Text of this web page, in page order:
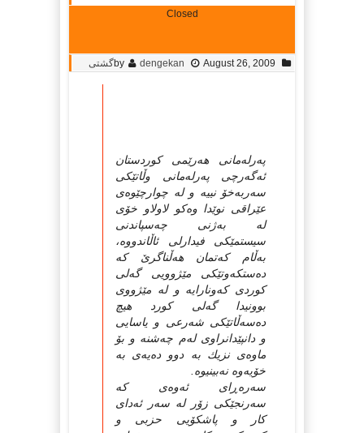
Closed
by dengekan August 26, 2009 گشتی
پەرلەمانی هەرێمی كوردستان
ئەگەرچی پەرلەمانی وڵاتێكی
سەربەخۆ نییە و لە چوارچێوەی
عێراقی نوێدا وەكو لاولاو خۆی
لە بەژنی چەسپاندنی
سیستمێكی فیدارلی ئاڵاندووە،
بەڵام كەتمان هەڵناگرێ كە
دەستكەوتێكی مێژوویی گەلی
كوردی كەونارایە و لە مێژووی
بوونیدا گەلی كورد هیچ
دەسەڵاتێكی شەرعی و یاسایی
و دانپێدانراوی لەم چەشنە و بۆ
ماوەی نزیك بە دوو دەیەی بە
خۆیەوە نەبینیوە.
سەرەڕای ئەوەی كە
سەرنجێكی زۆر لە سەر ئەدای
كار و پاشكۆیی حزبی و